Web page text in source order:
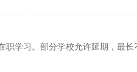
学习。部分学校允许延期，最长